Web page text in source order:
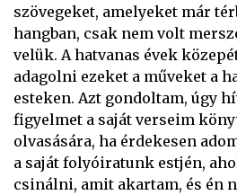
szövegeket, amelyeket már
hangban, csak nem volt
velük. A hatvanas évek
adagolni ezeket a műveket a
esteken. Azt gondoltam, úgy
figyelmet a saját verseim
olvasására, ha érdekesen
a saját folyóiratunk estjén,
csinálni, amit akartam, és én